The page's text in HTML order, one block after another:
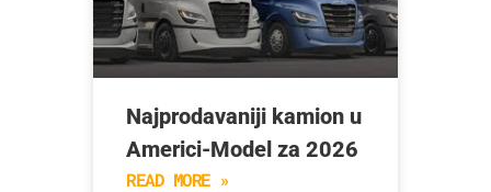
Najprodavaniji kamion u
Americi-Model za 2026
READ MORE »